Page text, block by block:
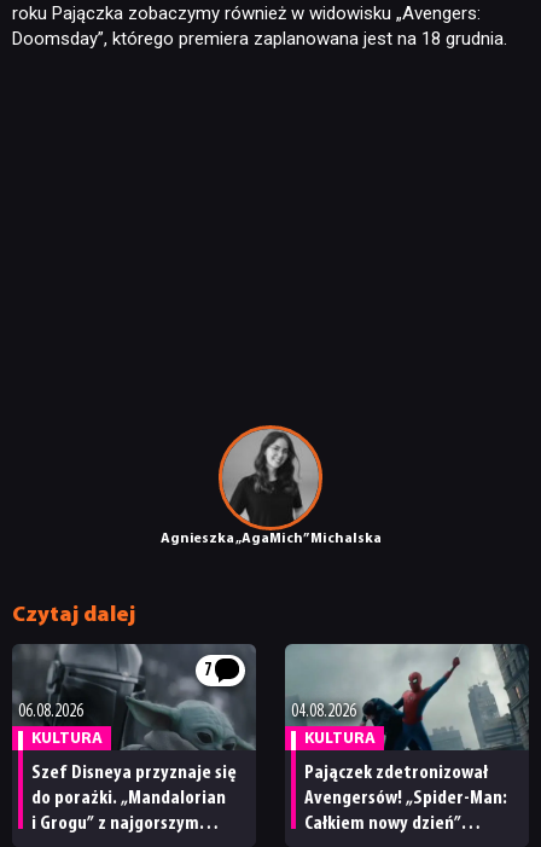
SKLEP
Agnieszka „AgaMich” Michalska
roku Pajączka zobaczymy również w widowisku „Avengers:
Doomsday”, którego premiera zaplanowana jest na 18 grudnia.
Czytaj dalej
7
06.08.2026
KULTURA
Szef Disneya przyznaje się
do porażki. „Mandalorian
i Grogu” z najgorszym
04.08.2026
KULTURA
Pajączek zdetronizował
Avengersów! „Spider-Man:
Całkiem nowy dzień”